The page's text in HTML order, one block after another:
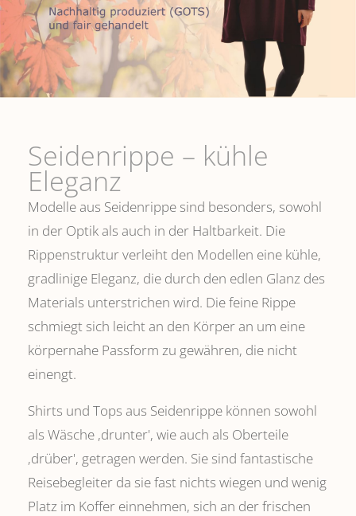
Seidenrippe­ – kühle
Eleganz
Modelle aus Seidenrippe sind besonders, sowohl
in der Optik als auch in der Haltbarkeit. Die
Rippenstruktur verleiht den Modellen eine kühle,
gradlinige Eleganz, die durch den edlen Glanz des
Materials unterstrichen wird. Die feine Rippe
schmiegt sich leicht an den Körper an um eine
körpernahe Passform zu gewähren, die nicht
einengt.
Shirts und Tops aus Seidenrippe können sowohl
als Wäsche ,drunter', wie auch als Oberteile
‚drüber', getragen werden. Sie sind fantastische
Reisebegleiter da sie fast nichts wiegen und wenig
Platz im Koffer einnehmen, sich an der frischen